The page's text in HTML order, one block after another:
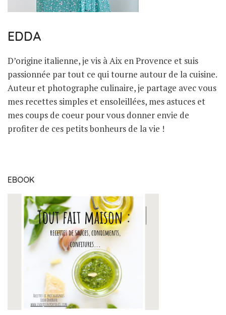
EDDA
D’origine italienne, je vis à Aix en Provence et suis
passionnée par tout ce qui tourne autour de la cuisine.
Auteur et photographe culinaire, je partage avec vous
mes recettes simples et ensoleillées, mes astuces et
mes coups de coeur pour vous donner envie de
profiter de ces petits bonheurs de la vie !
EBOOK